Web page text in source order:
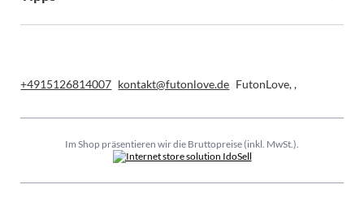
+4915126814007 kontakt@futonlove.de FutonLove,,
Im Shop präsentieren wir die Bruttopreise (inkl. MwSt.).